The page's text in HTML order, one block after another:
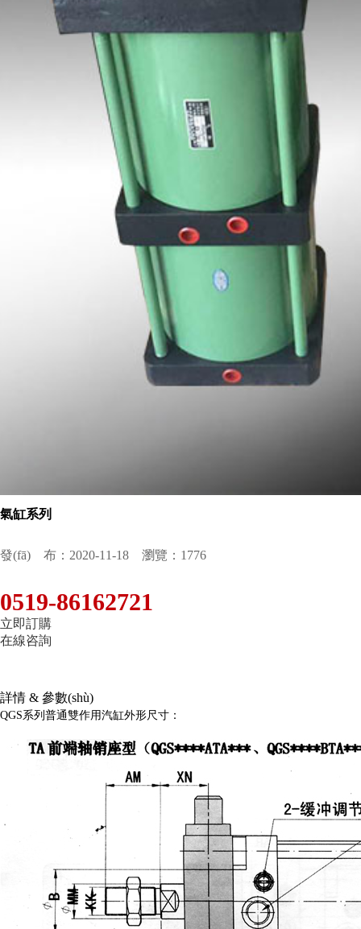
氣缸系列
發(fā) 布：2020-11-18 瀏覽：1776
0519-86162721
立即訂購
在線咨詢
詳情 & 參數(shù)
QGS系列普通雙作用汽缸外形尺寸：